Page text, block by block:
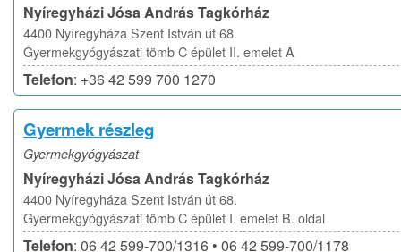
Nyíregyházi Jósa András Tagkórház
4400 Nyíregyháza Szent István út 68.
Gyermekgyógyászati tömb C épület II. emelet A
Telefon: +36 42 599 700 1270
Gyermek részleg
Gyermekgyógyászat
Nyíregyházi Jósa András Tagkórház
4400 Nyíregyháza Szent István út 68.
Gyermekgyógyászati tömb C épület I. emelet B. oldal
Telefon: 06 42 599-700/1316 • 06 42 599-700/1178